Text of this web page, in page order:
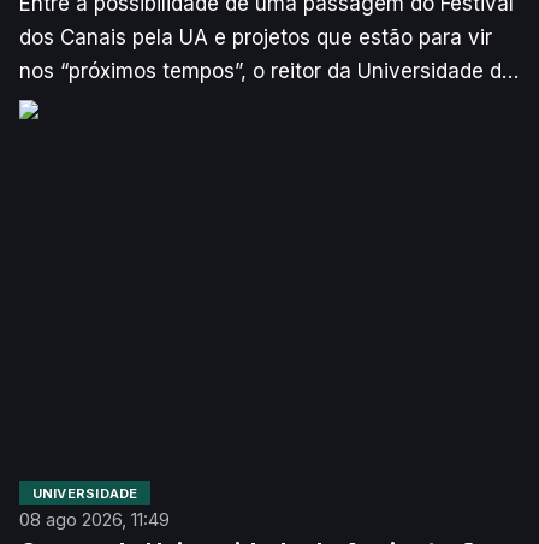
dos Canais pela UA e projetos que estão para vir
nos “próximos tempos”, o reitor da Universidade de
Aveiro quer apostar na cultura como ponte entre os
UNIVERSIDADE
08 ago 2026, 11:49